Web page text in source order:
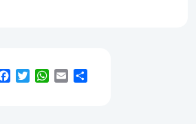
Facebook
TwitterWhatsApp
Email